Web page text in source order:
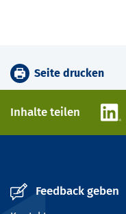
Seite drucken
Inhalte teilen
Feedback geben